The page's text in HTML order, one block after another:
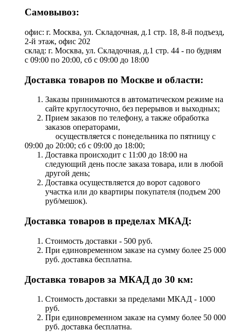
Самовывоз:
офис: г. Москва, ул. Складочная, д.1 стр. 18, 8-й подъезд,
2-й этаж, офис 202
склад: г. Москва, ул. Складочная, д.1 стр. 44 - по будням
с 09:00 по 20:00, сб с 09:00 до 18:00
Доставка товаров по Москве и области:
Заказы принимаются в автоматическом режиме на
сайте круглосуточно, без перерывов и выходных;
Прием заказов по телефону, а также обработка
заказов операторами,
осуществляется с понедельника по пятницу с
09:00 до 20:00; сб с 09:00 до 18:00;
Доставка происходит с 11:00 до 18:00 на
следующий день после заказа товара, или в любой
другой день;
Доставка осуществляется до ворот садового
участка или до квартиры покупателя (подъем 200
руб/мешок).
Доставка товаров в пределах МКАД:
Стоимость доставки - 500 руб.
При единовременном заказе на сумму более 25 000
руб. доставка бесплатна.
Доставка товаров за МКАД до 30 км:
Стоимость доставки за пределами МКАД - 1000
руб.
При единовременном заказе на сумму более 50 000
руб. доставка бесплатна.